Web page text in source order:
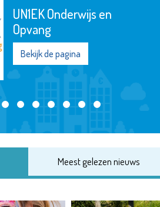
UN1EK Onderwijs en
Opvang
Bekijk de pagina
Meest gelezen nieuws